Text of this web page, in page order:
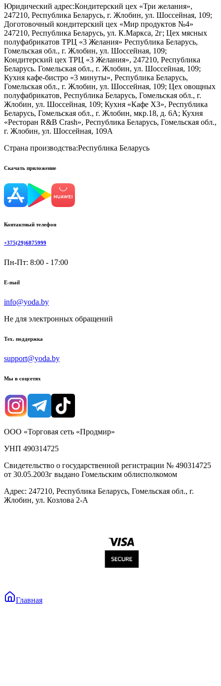
Юридический адрес:Кондитерский цех «Три желания»,
247210, Республика Беларусь, г. Жлобин, ул. Шоссейная, 109;
Доготовочный кондитерский цех «Мир продуктов №4»
247210, Республика Беларусь, ул. К.Маркса, 2г; Цех мясных
полуфабрикатов ТРЦ «3 Желания» Республика Беларусь,
Гомельская обл., г. Жлобин, ул. Шоссейная, 109;
Кондитерский цех ТРЦ «3 Желания», 247210, Республика
Беларусь. Гомельская обл., г. Жлобин, ул. Шоссейная, 109;
Кухня кафе-бистро «3 минуты», Республика Беларусь,
Гомельская обл., г. Жлобин, ул. Шоссейная, 109; Цех овощных
полуфабрикатов, Республика Беларусь, Гомельская обл., г.
Жлобин, ул. Шоссейная, 109; Кухня «Кафе ХЗ», Республика
Беларусь, Гомельская обл., г. Жлобин, мкр.18, д. 6А; Кухня
«Ресторан R&B Crash», Республика Беларусь, Гомельская обл.,
г. Жлобин, ул. Шоссейная, 109А
Страна производства:Республика Беларусь
Скачать приложение
Контактный телефон
+375(29)6875999
Пн-Пт: 8:00 - 17:00
E-mail
info@yoda.by
Не для электронных обращений
Тех. поддержка
support@yoda.by
Мы в соцсетях
ООО «Торговая сеть «Продмир»
УНП 490314725
Свидетельство о государственной регистрации № 490314725
от 30.05.2003г выдано Гомельским облисполкомом
Адрес: 247210, Республика Беларусь, Гомельская обл., г.
Жлобин, ул. Козлова 2-А
Главная